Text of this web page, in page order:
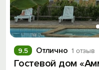
Отлично 1 отзыв
9.5
Гостевой дом